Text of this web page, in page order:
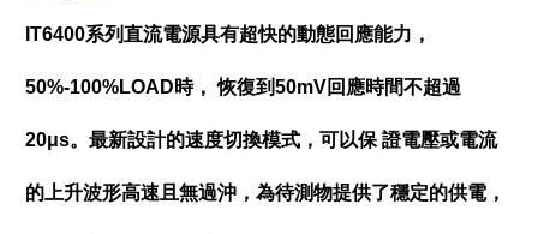
IT6400系列直流電源具有超快的動態回應能力，
50%-100%LOAD時， 恢復到50mV回應時間不超過
20μs。最新設計的速度切換模式，可以保 證電壓或電流
的上升波形高速且無過沖，為待測物提供了穩定的供電，